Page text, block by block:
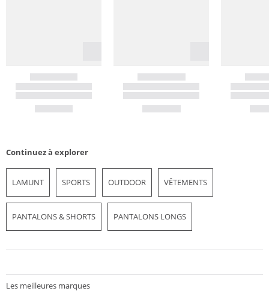
Continuez à explorer
LAMUNT SPORTS OUTDOOR VÊTEMENTS
PANTALONS & SHORTS PANTALONS LONGS
Les meilleures marques